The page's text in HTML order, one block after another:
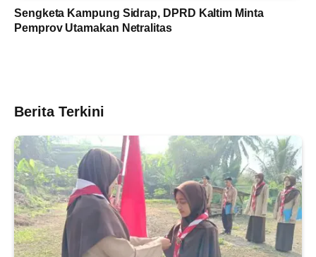
Sengketa Kampung Sidrap, DPRD Kaltim Minta
Pemprov Utamakan Netralitas
Berita Terkini